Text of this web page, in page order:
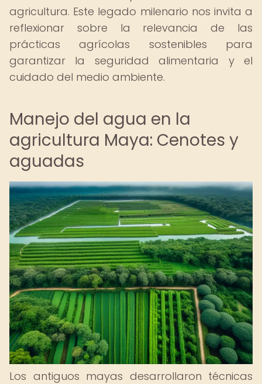
agricultura. Este legado milenario nos invita a
reflexionar sobre la relevancia de las
prácticas agrícolas sostenibles para
garantizar la seguridad alimentaria y el
cuidado del medio ambiente.
Manejo del agua en la
agricultura Maya: Cenotes y
aguadas
Los antiguos mayas desarrollaron técnicas